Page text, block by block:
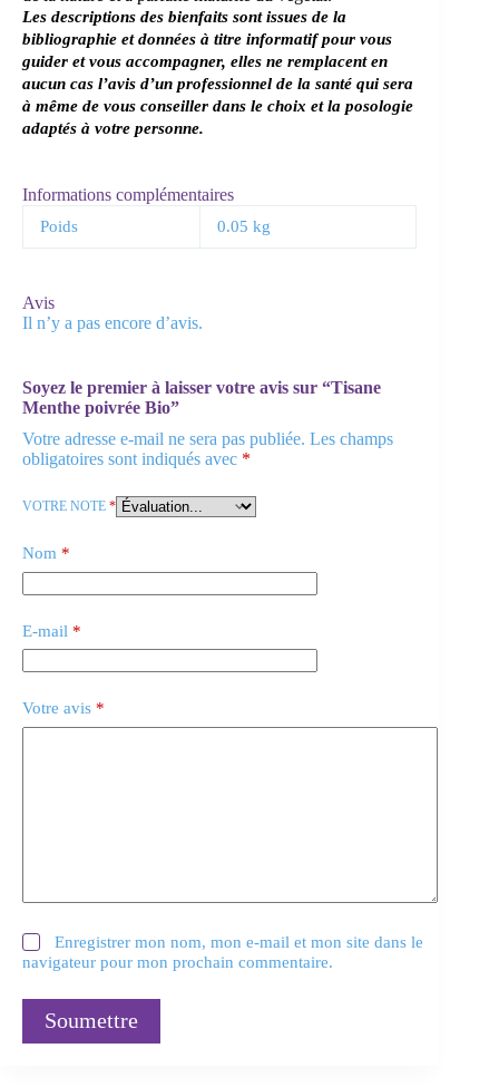
Les descriptions des bienfaits sont issues de la
bibliographie et données à titre informatif pour vous
guider et vous accompagner, elles ne remplacent en
aucun cas l’avis d’un professionnel de la santé qui sera
à même de vous conseiller dans le choix et la posologie
adaptés à votre personne.
Informations complémentaires
Poids 0.05 kg
Avis
Il n’y a pas encore d’avis.
Soyez le premier à laisser votre avis sur “Tisane
Menthe poivrée Bio”
Votre adresse e-mail ne sera pas publiée. Les champs
obligatoires sont indiqués avec *
VOTRE NOTE *
Nom *
E-mail *
Votre avis *
Enregistrer mon nom, mon e-mail et mon site dans le
navigateur pour mon prochain commentaire.
Soumettre